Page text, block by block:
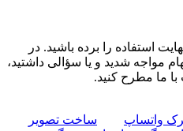
استفاده را برده باشید. در
مواجه شدید و یا سؤالی داشتید،
ما مطرح کنید.
واتساپ
ساخت تصویر